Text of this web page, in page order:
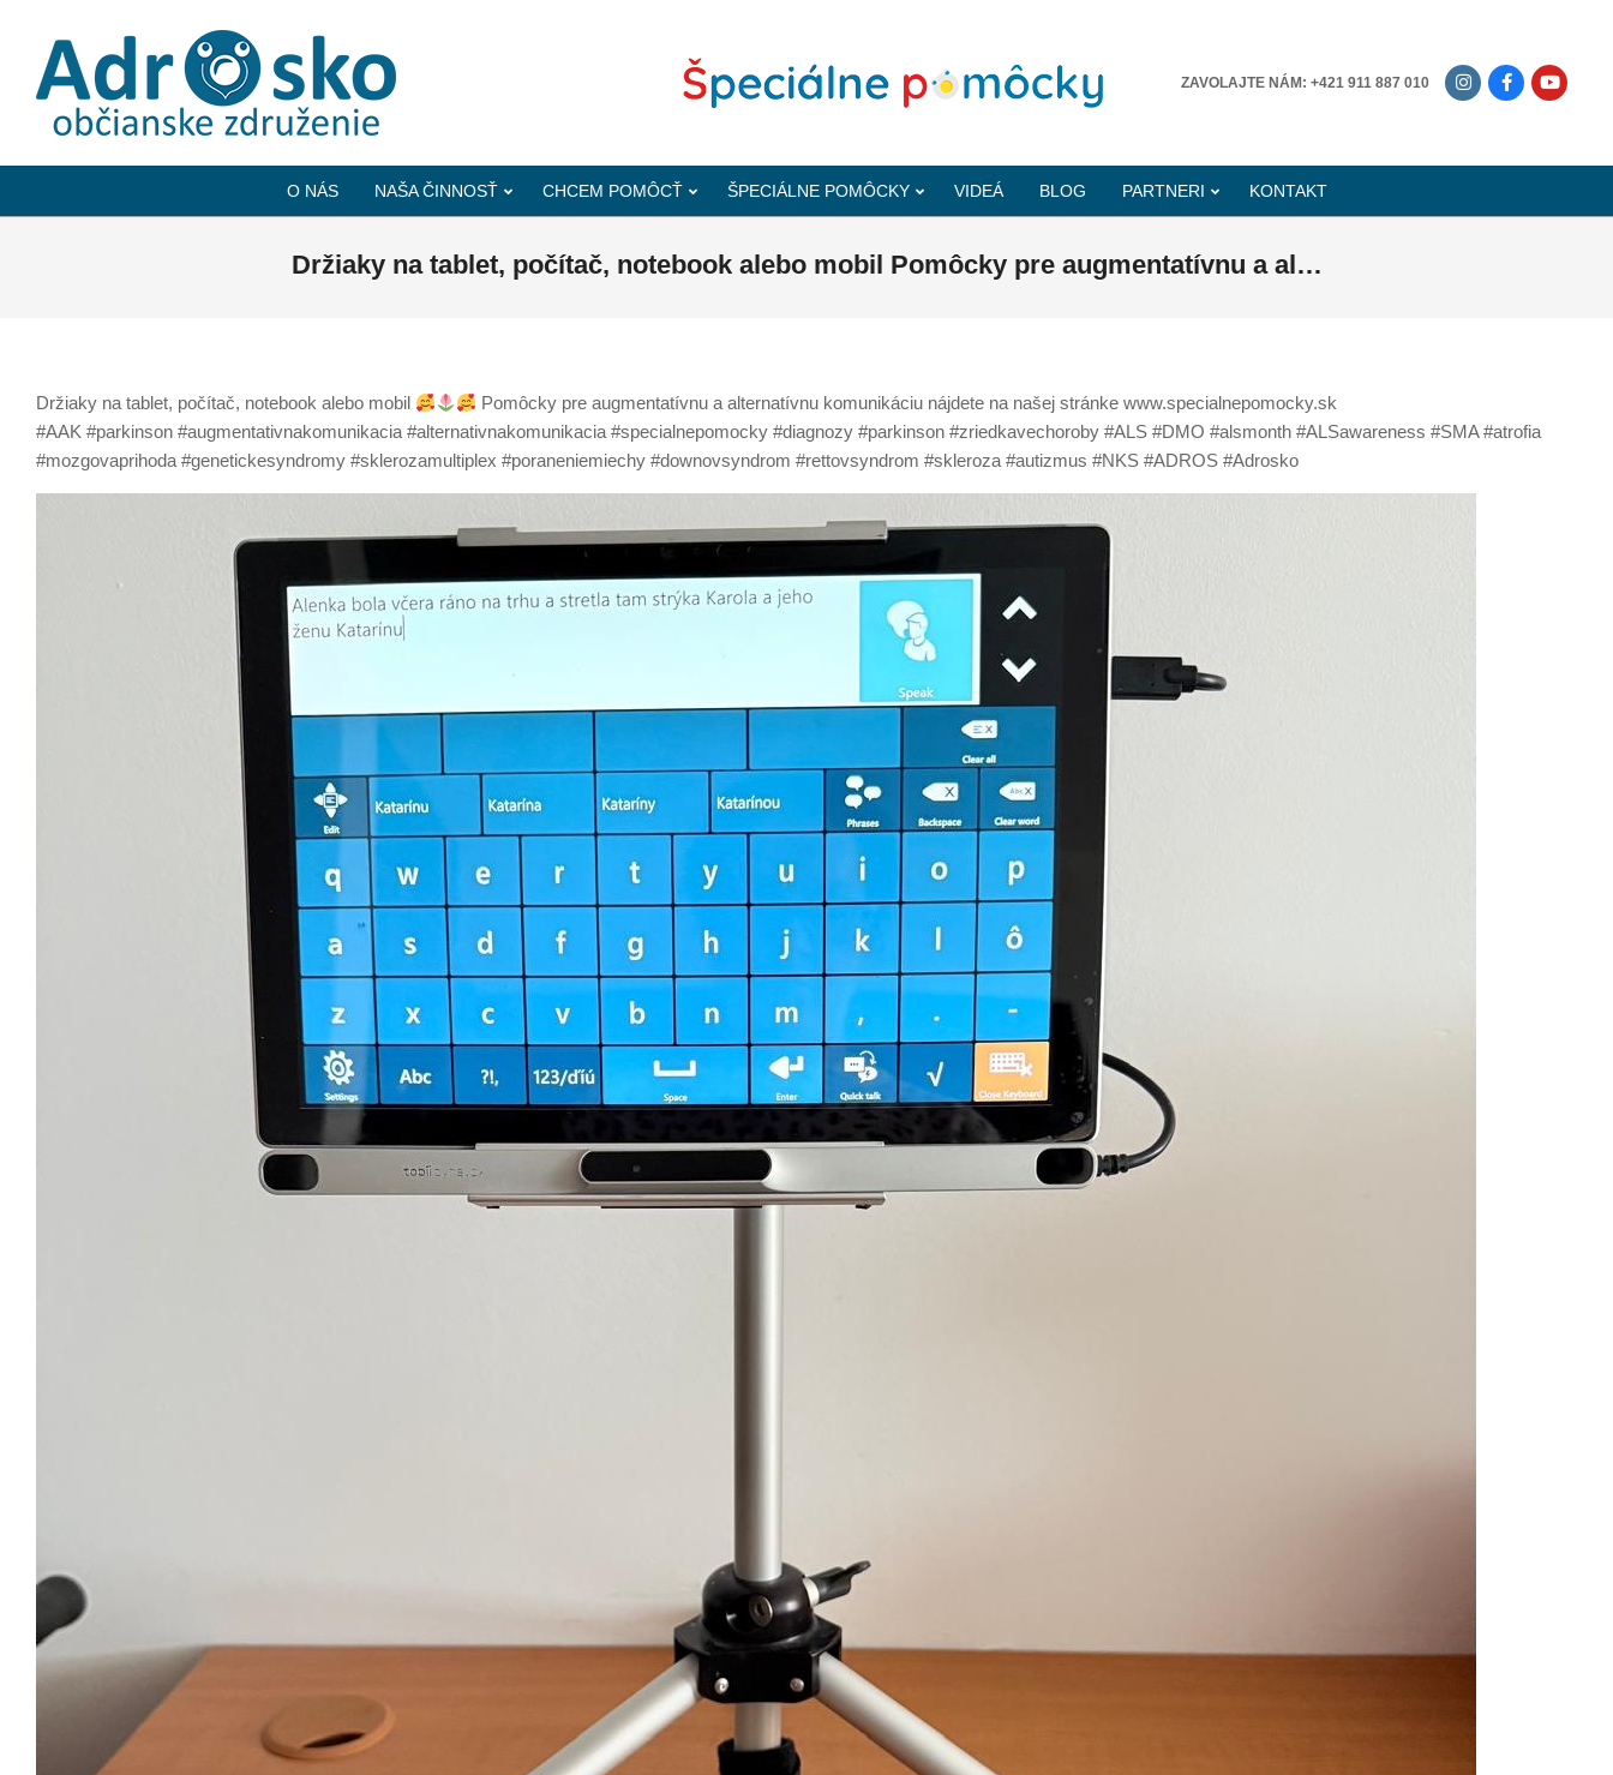
OBČIANSKE
ZAVOLAJTE NÁM: +421 911 887 010
O NÁS NAŠA ČINNOSŤ CHCEM POMÔCŤ ŠPECIÁLNE POMÔCKY VIDEÁ BLOG PARTNERI KONTAKT
Držiaky na tablet, počítač, notebook alebo mobil Pomôcky pre augmentatívnu a al…
Držiaky na tablet, počítač, notebook alebo mobil
Pomôcky pre augmentatívnu a alternatívnu komunikáciu nájdete na našej stránke www.specialnepomocky.sk
#AAK #parkinson #augmentativnakomunikacia #alternativnakomunikacia #specialnepomocky #diagnozy #parkinson #zriedkavechoroby #ALS #DMO #alsmonth #ALSawareness #SMA #atrofia
#mozgovaprihoda #genetickesyndromy #sklerozamultiplex #poraneniemiechy #downovsyndrom #rettovsyndrom #skleroza #autizmus #NKS #ADROS #Adrosko